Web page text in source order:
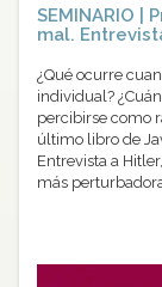
SEMINARIO
mal.
¿Qué ocurre
individual?
percibirse como
último libro de
Entrevista a
más